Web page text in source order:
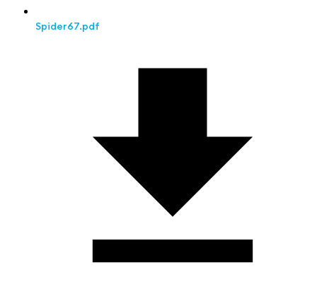
Spider67.pdf